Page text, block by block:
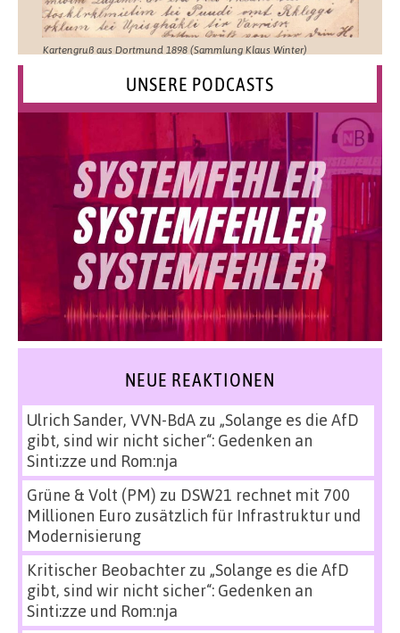
Kartengruß aus Dortmund 1898 (Sammlung Klaus Winter)
UNSERE PODCASTS
NEUE REAKTIONEN
Ulrich Sander, VVN-BdAzu „Solange es die AfD
gibt, sind wir nicht sicher“: Gedenken an
Sinti:zze und Rom:nja
Grüne & Volt (PM) zu DSW21 rechnet mit 700
Millionen Euro zusätzlich für Infrastruktur und
Modernisierung
Kritischer Beobachterzu „Solange es die AfD
gibt, sind wir nicht sicher“: Gedenken an
Sinti:zze und Rom:nja